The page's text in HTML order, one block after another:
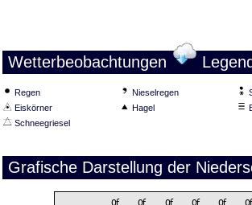
Wetterbeobachtungen
Regen Nieselregen
Eiskörner
Hagel
Schneegriesel
Grafische Darstellung der